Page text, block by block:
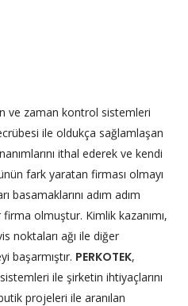
ve zaman kontrol sistemleri
ile oldukça sağlamlaşan
ithal ederek ve kendi
fark yaratan firması olmayı
basamaklarını adım adım
olmuştur. Kimlik kazanımı,
noktaları ağı ile diğer
başarmıştır. PERKOTEK,
ile şirketin ihtiyaçlarını
projeleri ile aranılan